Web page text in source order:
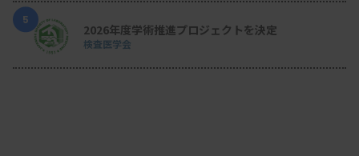
5
2026年度学術推進プロジェクトを決定
検査医学会